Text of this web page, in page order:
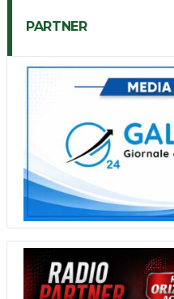
PARTNER